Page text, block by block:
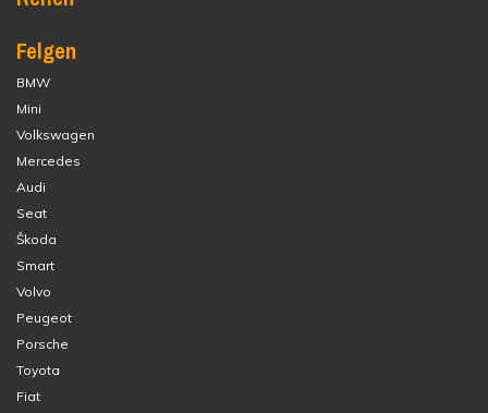
Felgen
BMW
Mini
Volkswagen
Mercedes
Audi
Seat
Škoda
Smart
Volvo
Peugeot
Porsche
Toyota
Fiat